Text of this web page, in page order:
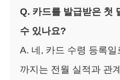
Q. 카드를 발급받은 첫
수 있나요?
A. 네, 카드 수령 등록일
까지는 전월 실적과 관